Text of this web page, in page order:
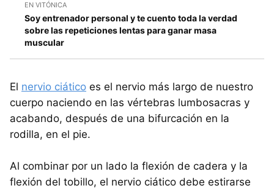
EN VITÓNICA
Soy entrenador personal y te cuento toda la verdad
sobre las repeticiones lentas para ganar masa
muscular
El nervio ciático es el nervio más largo de nuestro
cuerpo naciendo en las vértebras lumbosacras y
acabando, después de una bifurcación en la
rodilla, en el pie.
Al combinar por un lado la flexión de cadera y la
flexión del tobillo, el nervio ciático debe estirarse